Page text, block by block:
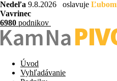
Nedeľa 9.8.2026 oslavuje
Vavrinec
6980 podnikovNa
Úvod
Vyhľadávanie